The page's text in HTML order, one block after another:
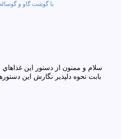
با گوشت گاو و گوساله
سلام و ممنون از دستور اين
بابت نحوه دلپذير نگارش اين